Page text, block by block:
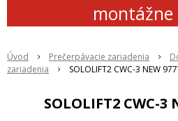
Úvod Prečerpávacie zariadenia
zariadenia
SOLOLIFT2 CWC-3 NEW
SOLOLIFT2 CWC-3